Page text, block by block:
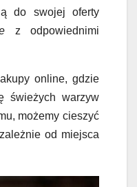
do swojej oferty
z odpowiednimi
online, gdzie
świeżych warzyw
możemy cieszyć
od miejsca